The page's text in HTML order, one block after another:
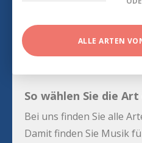
ALLE ARTEN
So wählen Sie die
Bei uns finden Sie alle
Damit finden Sie Musik